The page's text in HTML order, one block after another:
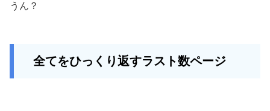
うん？
全てをひっくり返すラスト数ページ